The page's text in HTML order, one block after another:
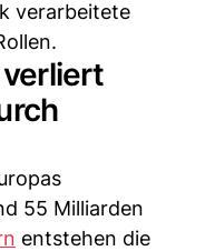
verarbeitete
55 Milliarden
entstehen die